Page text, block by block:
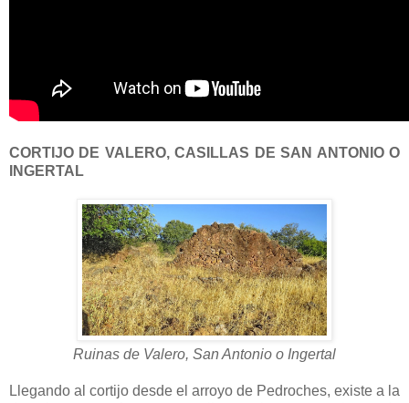
CORTIJO DE VALERO, CASILLAS DE SAN ANTONIO O
INGERTAL
Ruinas de Valero, San Antonio o Ingertal
Llegando al cortijo desde el arroyo de Pedroches, existe a la